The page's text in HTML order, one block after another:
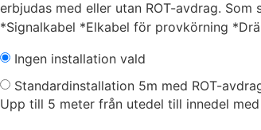
erbjudas med eller utan ROT-avdrag.
*Signalkabel *Elkabel för provkörning
Ingen installation vald
Standardinstallation 5m med ROT-
Upp till 5 meter från utedel till innedel med